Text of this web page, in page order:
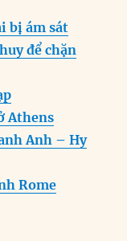
bị ám sát
để chặn
Athens
Anh – Hy
Rome